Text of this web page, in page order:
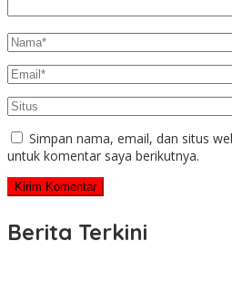
Simpan nama, email, dan situs
untuk komentar saya berikutnya.
Berita Terkini